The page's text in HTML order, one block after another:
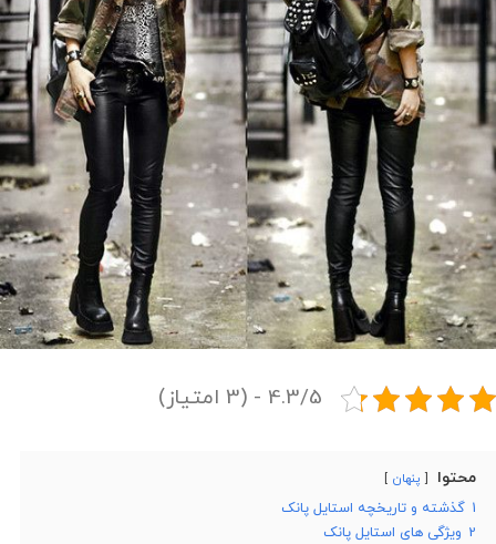
4.3/5 - (3 امتیاز)
محتوا پنهان
1 گذشته و تاریخچه استایل پانک
2 ویژگی های استایل پانک